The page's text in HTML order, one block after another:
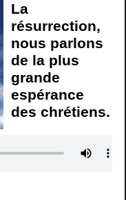
La
résurrection,
nous parlons
de la plus
grande
espérance
des chrétiens.